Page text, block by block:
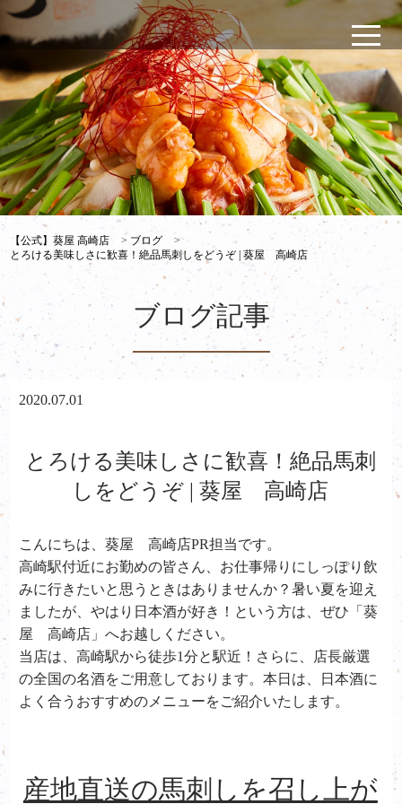
【公式】葵屋 高崎店 > ブログ
>
とろける美味しさに歓喜！絶品馬刺しをどうぞ | 葵屋 高崎店
ブログ記事
2020.07.01
とろける美味しさに歓喜！絶品馬刺
しをどうぞ | 葵屋 高崎店
こんにちは、葵屋 高崎店PR担当です。
高崎駅付近にお勤めの皆さん、お仕事帰りにしっぽり飲
みに行きたいと思うときはありませんか？暑い夏を迎え
ましたが、やはり日本酒が好き！という方は、ぜひ「葵
屋 高崎店」へお越しください。
当店は、高崎駅から徒歩1分と駅近！さらに、店長厳選
の全国の名酒をご用意しております。本日は、日本酒に
よく合うおすすめのメニューをご紹介いたします。
産地直送の馬刺しを召し上が